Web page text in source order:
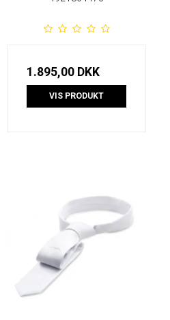
1.895,00 DKK
VIS PRODUKT